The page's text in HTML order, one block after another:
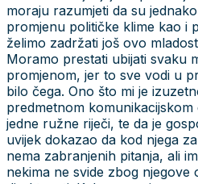
moraju razumjeti da su
promjenu političke klime kao i
želimo zadržati još ovo
Moramo prestati ubijati svaku
promjenom, jer to sve vodi u
bilo čega. Ono što mi je
predmetnom
jedne ružne riječi, te da je
uvijek dokazao da kod njega
nema zabranjenih pitanja, ali
nekima ne svide zbog njegove